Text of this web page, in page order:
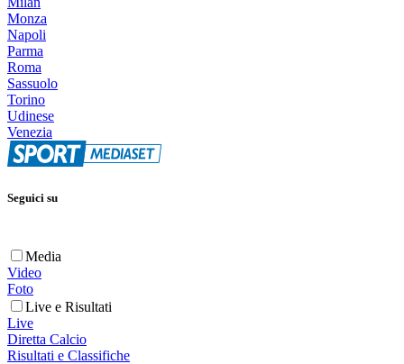
Monza
Napoli
Parma
Roma
Sassuolo
Torino
Udinese
Venezia
Seguici su
Media
Video
Foto
Live e Risultati
Live
Diretta Calcio
Risultati e Classifiche